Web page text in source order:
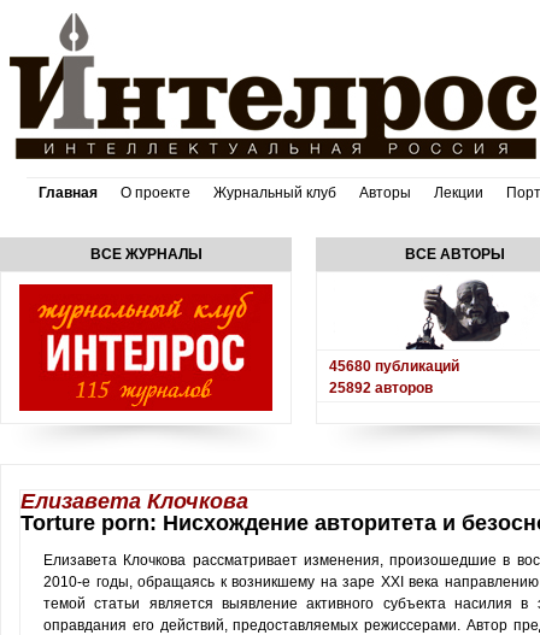
Главная О проекте Журнальный клуб Авторы Лекции
ВСЕ ЖУРНАЛЫ ВСЕ АВТОРЫ
45680 публикаций
25892 авторов
Елизавета Клочкова
Torture porn: Нисхождение авторитета и
Елизавета Клочкова рассматривает изменения, произошедшие в
2010-е годы, обращаясь к возникшему на заре XXI века
темой статьи является выявление активного субъекта насилия
оправдания его действий, предоставляемых режиссерами. Автор